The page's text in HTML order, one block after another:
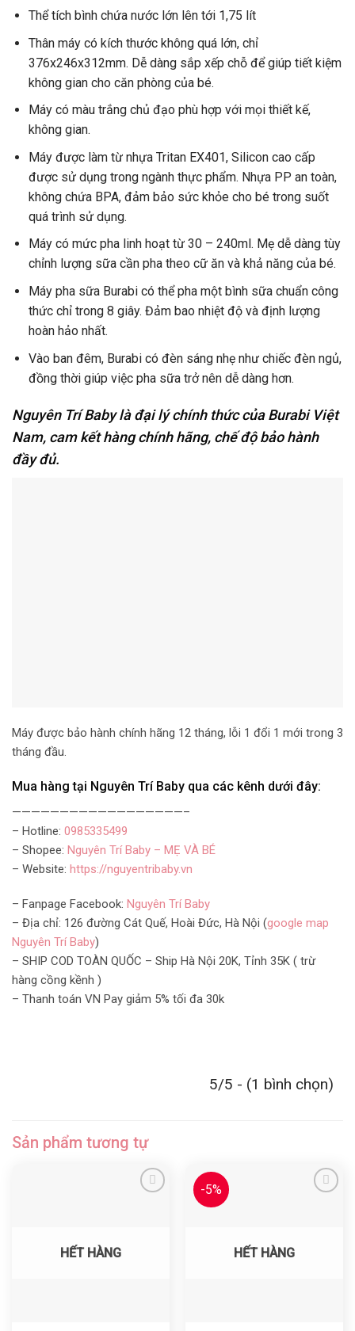
Thể tích bình chứa nước lớn lên tới 1,75 lít
Thân máy có kích thước không quá lớn, chỉ
376x246x312mm. Dễ dàng sắp xếp chỗ để giúp tiết kiệm
không gian cho căn phòng của bé.
Máy có màu trắng chủ đạo phù hợp với mọi thiết kế,
không gian.
Máy được làm từ nhựa Tritan EX401, Silicon cao cấp
được sử dụng trong ngành thực phẩm. Nhựa PP an toàn,
không chứa BPA, đảm bảo sức khỏe cho bé trong suốt
quá trình sử dụng.
Máy có mức pha linh hoạt từ 30 – 240ml. Mẹ dễ dàng tùy
chỉnh lượng sữa cần pha theo cữ ăn và khả năng của bé.
Máy pha sữa Burabi có thể pha một bình sữa chuẩn công
thức chỉ trong 8 giây. Đảm bao nhiệt độ và định lượng
hoàn hảo nhất.
Vào ban đêm, Burabi có đèn sáng nhẹ như chiếc đèn ngủ,
đồng thời giúp việc pha sữa trở nên dễ dàng hơn.
Nguyên Trí Baby là đại lý chính thức của Burabi Việt
Nam, cam kết hàng chính hãng, chế độ bảo hành
đầy đủ.
Máy được bảo hành chính hãng 12 tháng, lỗi 1 đổi 1 mới trong 3
tháng đầu.
Mua hàng tại Nguyên Trí Baby qua các kênh dưới đây:
——————————————————–
– Hotline: 0985335499
– Shopee: Nguyên Trí Baby – MẸ VÀ BÉ
– Website: https://nguyentribaby.vn
– Fanpage Facebook: Nguyên Trí Baby
– Địa chỉ: 126 đường Cát Quế, Hoài Đức, Hà Nội (google map
Nguyên Trí Baby)
– SHIP COD TOÀN QUỐC – Ship Hà Nội 20K, Tỉnh 35K ( trừ
hàng cồng kềnh )
– Thanh toán VN Pay giảm 5% tối đa 30k
5/5 - (1 bình chọn)
Sản phẩm tương tự
HẾT HÀNG
-5%
HẾT HÀNG